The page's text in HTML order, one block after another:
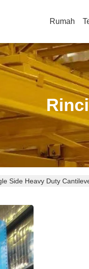
Rumah
Side Heavy Duty